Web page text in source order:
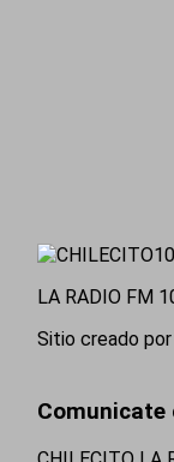
LA RADIO FM
Sitio creado por
Comunicate